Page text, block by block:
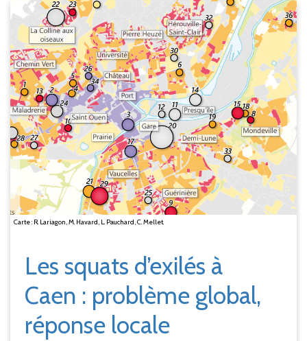
Carte : R. Lariagon, M. Havard, L. Pauchard, C. Mellet.
Les squats d’exilés à
Caen : problème global,
réponse locale